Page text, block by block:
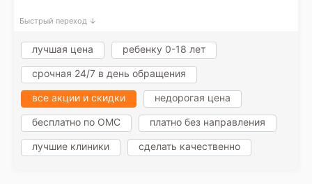
Быстрый переход ↓
лучшая цена ребенку 0-18 лет
срочная 24/7 в день обращения
все акции и скидки недорогая цена
бесплатно по ОМС платно без направления
лучшие клиники сделать качественно